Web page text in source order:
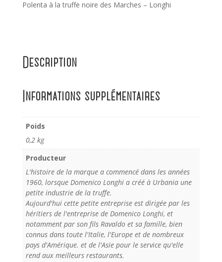
Polenta à la truffe noire des Marches – Longhi
Description
Informations supplémentaires
Poids
0,2 kg
Producteur
L'histoire de la marque a commencé dans les années
1960, lorsque Domenico Longhi a créé à Urbania une
petite industrie de la truffe.
Aujourd'hui cette petite entreprise est dirigée par les
héritiers de l'entreprise de Domenico Longhi, et
notamment par son fils Ravaldo et sa famille, bien
connus dans toute l'Italie, l'Europe et de nombreux
pays d'Amérique. et de l'Asie pour le service qu'elle
rend aux meilleurs restaurants.